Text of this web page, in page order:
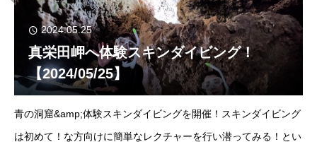
2024.05.25
真栄田岬へ体験スキンダイビング！
【2024/05/25】
青の洞窟&amp;体験スキンダイビングを開催！スキンダイビング
は初めて！な方向けに簡単なレクチャーを行い潜ってみる！とい